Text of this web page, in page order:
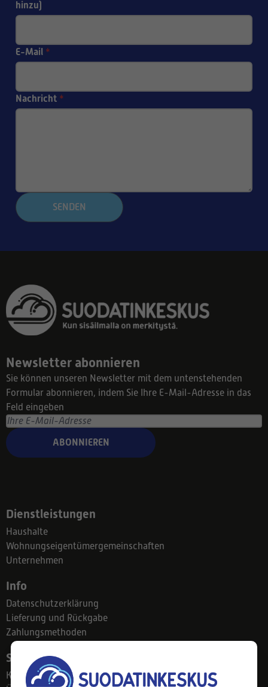
hinzu)
E-Mail *
Nachricht *
SENDEN
Newsletter abonnieren
Sie können unseren Newsletter mit dem untenstehenden
Formular abonnieren, indem Sie Ihre E-Mail-Adresse in das
Feld eingeben
ABONNIEREN
Dienstleistungen
Haushalte
Wohnungseigentümergemeinschaften
Unternehmen
Info
Datenschutzerklärung
Lieferung und Rückgabe
Zahlungsmethoden
Suodatinkeskus
Kontakt